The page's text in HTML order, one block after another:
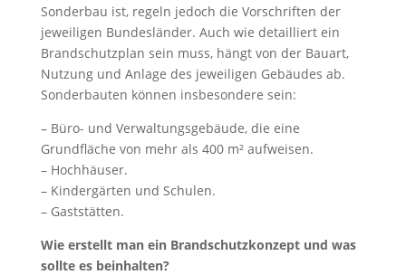
Sonderbau ist, regeln jedoch die Vorschriften der
jeweiligen Bundesländer. Auch wie detailliert ein
Brandschutzplan sein muss, hängt von der Bauart,
Nutzung und Anlage des jeweiligen Gebäudes ab.
Sonderbauten können insbesondere sein:
– Büro- und Verwaltungsgebäude, die eine
Grundfläche von mehr als 400 m² aufweisen.
– Hochhäuser.
– Kindergärten und Schulen.
– Gaststätten.
Wie erstellt man ein Brandschutzkonzept und was
sollte es beinhalten?